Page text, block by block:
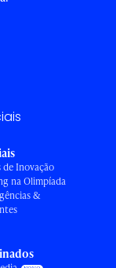
de Inovação
na Olimpíada
&